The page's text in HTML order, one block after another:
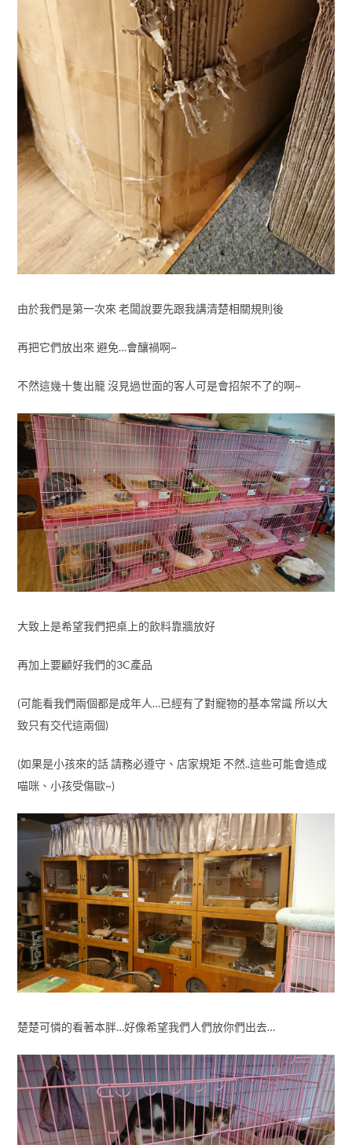
由於我們是第一次來 老闆說要先跟我講清楚相關規則後
再把它們放出來 避免…會釀禍啊~
不然這幾十隻出籠 沒見過世面的客人可是會招架不了的啊~
大致上是希望我們把桌上的飲料靠牆放好
再加上要顧好我們的3C產品
(可能看我們兩個都是成年人…已經有了對寵物的基本常識 所以大
致只有交代這兩個)
(如果是小孩來的話 請務必遵守、店家規矩 不然..這些可能會造成
喵咪、小孩受傷歐~)
楚楚可憐的看著本胖…好像希望我們人們放你們出去…